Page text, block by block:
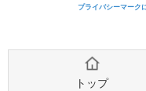
プライバシーマーク
トップ